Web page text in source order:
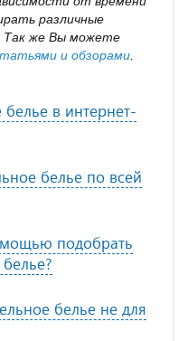
различные
Так же Вы можете
и обзорами
белье в интернет-
белье по всей
подобрать
белье не для